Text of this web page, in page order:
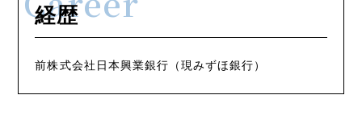
経歴
前株式会社日本興業銀行（現みずほ銀行）